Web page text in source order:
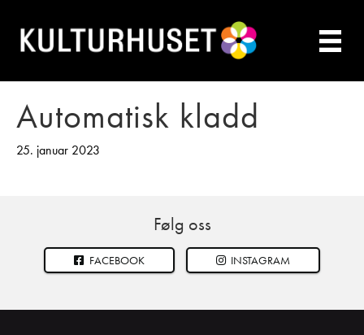
Automatisk kladd
25. januar 2023
Følg oss
FACEBOOK INSTAGRAM